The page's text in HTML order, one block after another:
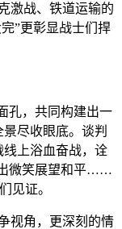
激战、铁道运输的
”更彰显战士们捍
孔，共同构建出一
尽收眼底。谈判
上浴血奋战，诠
出微笑展望和平……
见证。
视角，更深刻的情